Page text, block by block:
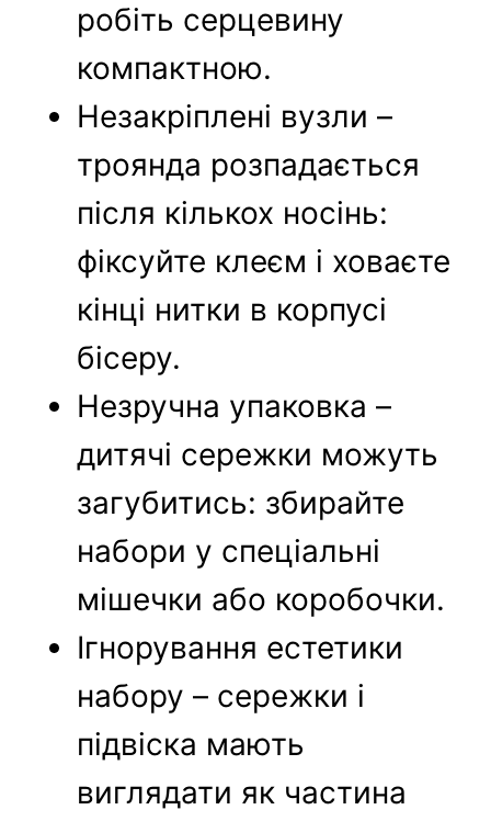
робіть серцевину
компактною.
Незакріплені вузли –
троянда розпадається
після кількох носінь:
фіксуйте клеєм і ховаєте
кінці нитки в корпусі
бісеру.
Незручна упаковка –
дитячі сережки можуть
загубитись: збирайте
набори у спеціальні
мішечки або коробочки.
Ігнорування естетики
набору – сережки і
підвіска мають
виглядати як частина